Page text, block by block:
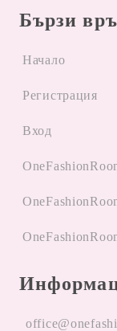
Бързи
Начало
Регистрация
Вход